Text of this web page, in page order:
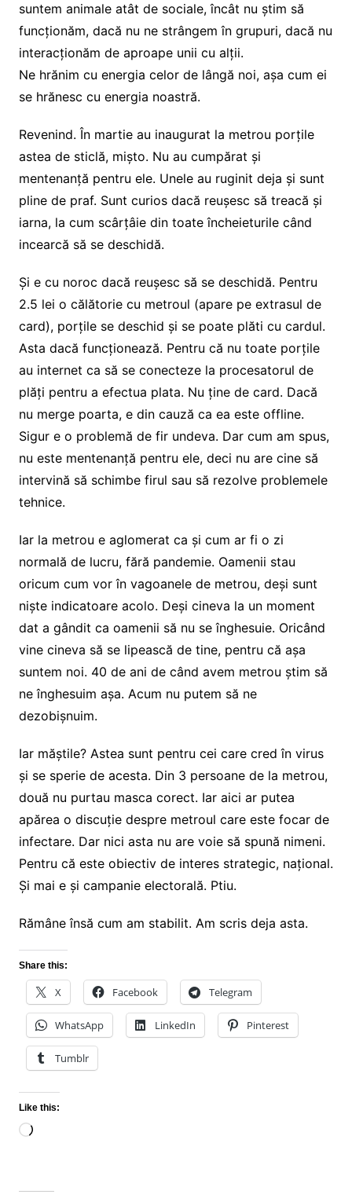
suntem animale atât de sociale, încât nu știm să
funcționăm, dacă nu ne strângem în grupuri, dacă nu
interacționăm de aproape unii cu alții.
Ne hrănim cu energia celor de lângă noi, așa cum ei
se hrănesc cu energia noastră.
Revenind. În martie au inaugurat la metrou porțile
astea de sticlă, mișto. Nu au cumpărat și
mentenanță pentru ele. Unele au ruginit deja și sunt
pline de praf. Sunt curios dacă reușesc să treacă și
iarna, la cum scârțâie din toate încheieturile când
incearcă să se deschidă.
Și e cu noroc dacă reușesc să se deschidă. Pentru
2.5 lei o călătorie cu metroul (apare pe extrasul de
card), porțile se deschid și se poate plăti cu cardul.
Asta dacă funcționează. Pentru că nu toate porțile
au internet ca să se conecteze la procesatorul de
plăți pentru a efectua plata. Nu ține de card. Dacă
nu merge poarta, e din cauză ca ea este offline.
Sigur e o problemă de fir undeva. Dar cum am spus,
nu este mentenanță pentru ele, deci nu are cine să
intervină să schimbe firul sau să rezolve problemele
tehnice.
Iar la metrou e aglomerat ca și cum ar fi o zi
normală de lucru, fără pandemie. Oamenii stau
oricum cum vor în vagoanele de metrou, deși sunt
niște indicatoare acolo. Deși cineva la un moment
dat a gândit ca oamenii să nu se înghesuie. Oricând
vine cineva să se lipească de tine, pentru că așa
suntem noi. 40 de ani de când avem metrou știm să
ne înghesuim așa. Acum nu putem să ne
dezobișnuim.
Iar măștile? Astea sunt pentru cei care cred în virus
și se sperie de acesta. Din 3 persoane de la metrou,
două nu purtau masca corect. Iar aici ar putea
apărea o discuție despre metroul care este focar de
infectare. Dar nici asta nu are voie să spună nimeni.
Pentru că este obiectiv de interes strategic, național.
Și mai e și campanie electorală. Ptiu.
Rămâne însă cum am stabilit. Am scris deja asta.
Share this:
X Facebook Telegram
WhatsApp LinkedIn Pinterest
Tumblr
Like this:
Loading…